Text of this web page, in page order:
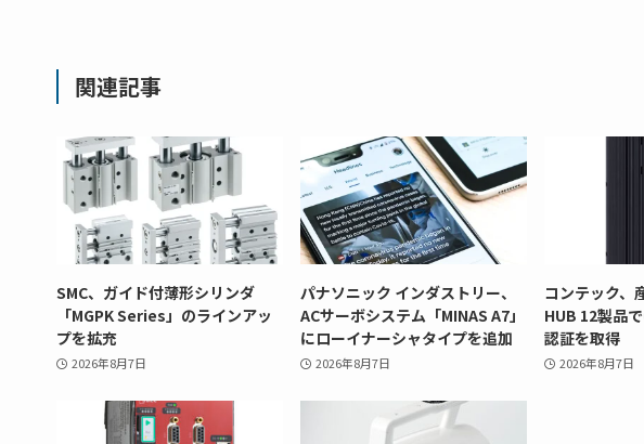
関連記事
SMC、ガイド付薄形シリンダ
「MGPK Series」のラインアッ
プを拡充
2026年8月7日
パナソニック インダストリー、
ACサーボシステム「MINAS A7」
にローイナーシャタイプを追加
2026年8月7日
コンテック、
HUB 12製品
認証を取得
2026年8月7日